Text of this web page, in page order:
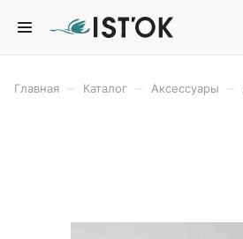
Главная Каталог Аксессуары